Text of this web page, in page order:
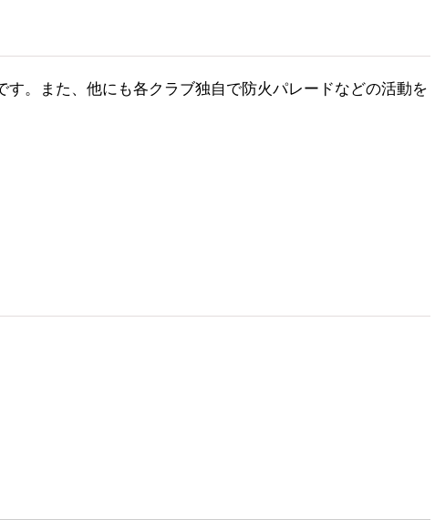
。また、他にも各クラブ独自で防火パレードなどの活動を